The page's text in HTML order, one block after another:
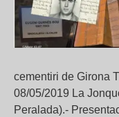
cementiri de Girona
08/05/2019 La
Peralada).-